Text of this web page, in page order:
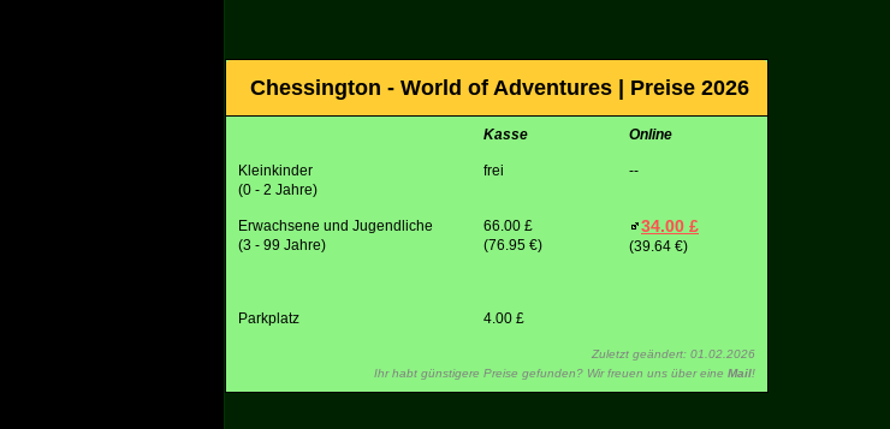
Chessington - World of Adventures | Preise 2026
Kasse Online
Kleinkinder
(0 - 2 Jahre)
frei --
Erwachsene und Jugendliche
(3 - 99 Jahre)
66.00 £
(76.95 €)
34.00 £
(39.64 €)
Parkplatz 4.00 £
Zuletzt geändert: 01.02.2026
Ihr habt günstigere Preise gefunden? Wir freuen uns über eine Mail!